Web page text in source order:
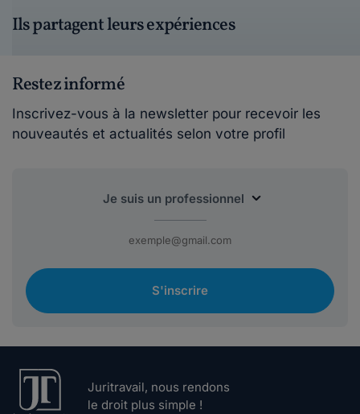
Ils partagent leurs expériences
Restez informé
Inscrivez-vous à la newsletter pour recevoir les
nouveautés et actualités selon votre profil
S'inscrire
Juritravail, nous rendons
le droit plus simple !